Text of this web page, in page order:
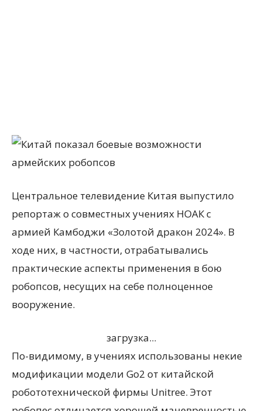
Центральное телевидение Китая выпустило
репортаж о совместных учениях НОАК с
армией Камбоджи «Золотой дракон 2024». В
ходе них, в частности, отрабатывались
практические аспекты применения в бою
робопсов, несущих на себе полноценное
вооружение.
загрузка...
По-видимому, в учениях использованы некие
модификации модели Go2 от китайской
робототехнической фирмы Unitree. Этот